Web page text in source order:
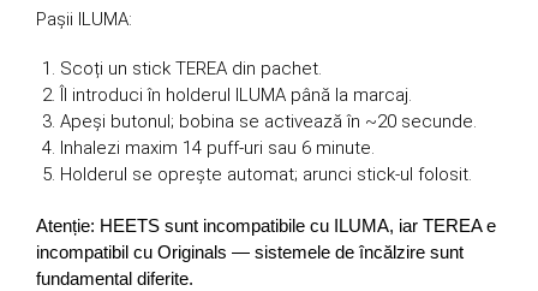
Pașii ILUMA:
Scoți un stick TEREA din pachet.
Îl introduci în holderul ILUMA până la marcaj.
Apeși butonul; bobina se activează în ~20 secunde.
Inhalezi maxim 14 puff-uri sau 6 minute.
Holderul se oprește automat; arunci stick-ul folosit.
Atenție: HEETS sunt incompatibile cu ILUMA, iar TEREA e
incompatibil cu Originals — sistemele de încălzire sunt
fundamental diferite.